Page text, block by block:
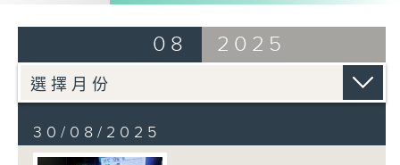
08 2025
30/08/2025